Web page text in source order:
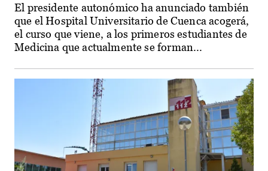
El presidente autonómico ha anunciado también
que el Hospital Universitario de Cuenca acogerá,
el curso que viene, a los primeros estudiantes de
Medicina que actualmente se forman...